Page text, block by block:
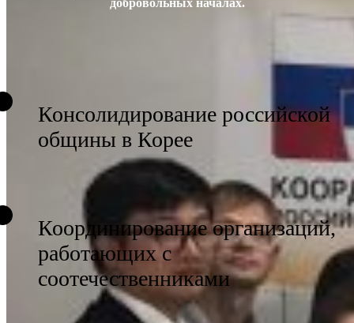
Консолидирование российской
общины в Корее
Координирование организаций,
работающих с
соотечественниками